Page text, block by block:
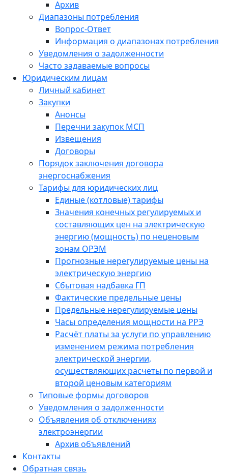
Архив
Диапазоны потребления
Вопрос-Ответ
Информация о диапазонах потребления
Уведомления о задолженности
Часто задаваемые вопросы
Юридическим лицам
Личный кабинет
Закупки
Анонсы
Перечни закупок МСП
Извещения
Договоры
Порядок заключения договора
энергоснабжения
Тарифы для юридических лиц
Единые (котловые) тарифы
Значения конечных регулируемых и
составляющих цен на электрическую
энергию (мощность) по неценовым
зонам ОРЭМ
Прогнозные нерегулируемые цены на
электрическую энергию
Сбытовая надбавка ГП
Фактические предельные цены
Предельные нерегулируемые цены
Часы определения мощности на РРЭ
Расчёт платы за услуги по управлению
изменением режима потребления
электрической энергии,
осуществляющих расчеты по первой и
второй ценовым категориям
Типовые формы договоров
Уведомления о задолженности
Объявления об отключениях
электроэнергии
Архив объявлений
Контакты
Обратная связь